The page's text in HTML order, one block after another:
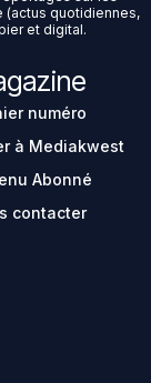
(actus quotidiennes,
et digital.
numéro
à Mediakwest
Abonné
contacter